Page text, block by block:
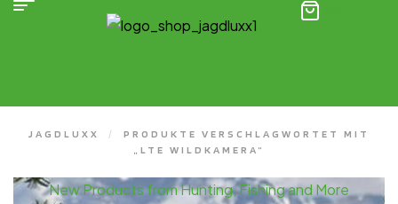
JAGDLUXX /
PRODUKTE VERSCHLAGWORTET MIT
„LTE WILDKAMERA“
New Products from Hunting, Fishing and More